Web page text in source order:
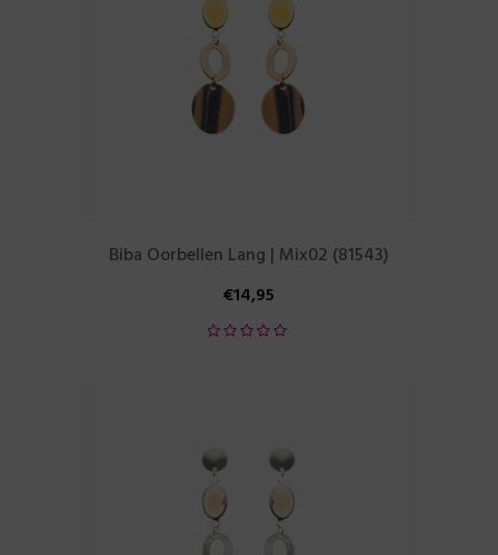
Biba Oorbellen Lang | Mix02 (81543)
€14,95